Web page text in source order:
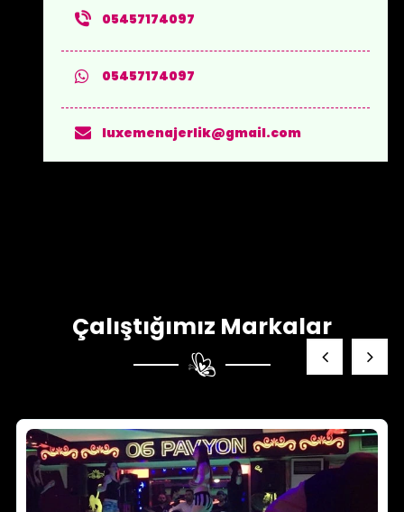
05457174097
05457174097
luxemenajerlik@gmail.com
Çalıştığımız Markalar